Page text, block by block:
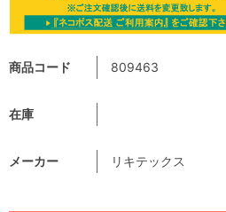
商品コード 809463
在庫
メーカー リキテックス